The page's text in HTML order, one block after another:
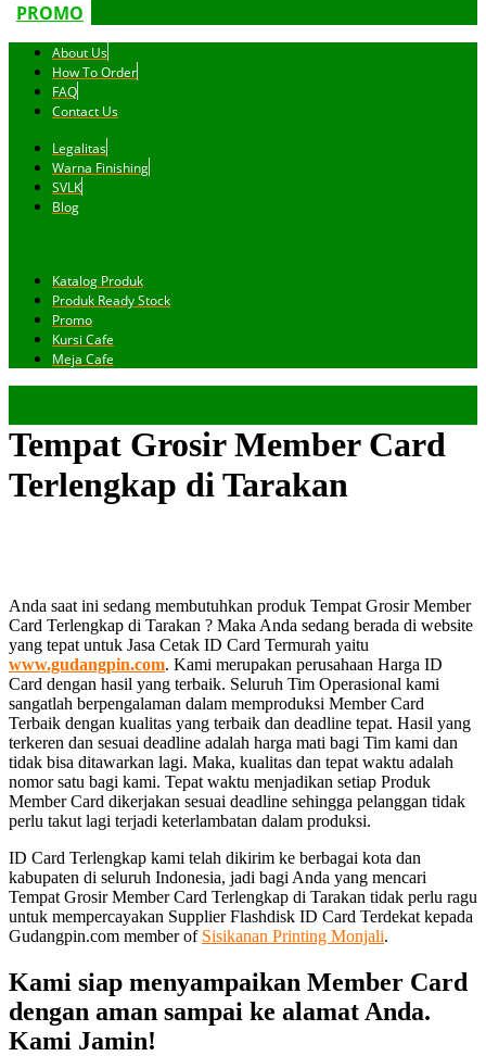
PROMO
About Us
How To Order
FAQ
Contact Us
Legalitas
Warna Finishing
SVLK
Blog
Katalog Produk
Produk Ready Stock
Promo
Kursi Cafe
Meja Cafe
Tempat Grosir Member Card
Terlengkap di Tarakan
Anda saat ini sedang membutuhkan produk Tempat Grosir Member
Card Terlengkap di Tarakan ? Maka Anda sedang berada di website
yang tepat untuk Jasa Cetak ID Card Termurah yaitu
www.gudangpin.com. Kami merupakan perusahaan Harga ID
Card dengan hasil yang terbaik. Seluruh Tim Operasional kami
sangatlah berpengalaman dalam memproduksi Member Card
Terbaik dengan kualitas yang terbaik dan deadline tepat. Hasil yang
terkeren dan sesuai deadline adalah harga mati bagi Tim kami dan
tidak bisa ditawarkan lagi. Maka, kualitas dan tepat waktu adalah
nomor satu bagi kami. Tepat waktu menjadikan setiap Produk
Member Card dikerjakan sesuai deadline sehingga pelanggan tidak
perlu takut lagi terjadi keterlambatan dalam produksi.
ID Card Terlengkap kami telah dikirim ke berbagai kota dan
kabupaten di seluruh Indonesia, jadi bagi Anda yang mencari
Tempat Grosir Member Card Terlengkap di Tarakan tidak perlu ragu
untuk mempercayakan Supplier Flashdisk ID Card Terdekat kepada
Gudangpin.com member of Sisikanan Printing Monjali.
Kami siap menyampaikan Member Card
dengan aman sampai ke alamat Anda.
Kami Jamin!